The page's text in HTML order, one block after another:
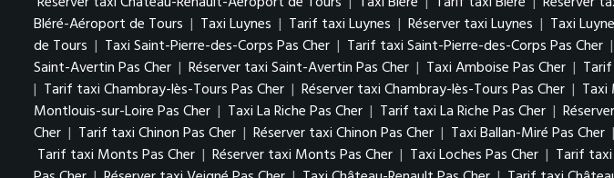
Bléré-Aéroport de Tours | Taxi Luynes | Tarif taxi Luynes | Réserver taxi Luynes | Taxi
de Tours | Taxi Saint-Pierre-des-Corps Pas Cher | Tarif taxi Saint-Pierre-des-Corps Pas Cher |
Saint-Avertin Pas Cher | Réserver taxi Saint-Avertin Pas Cher | Taxi Amboise Pas Cher |
| Tarif taxi Chambray-lès-Tours Pas Cher | Réserver taxi Chambray-lès-Tours Pas Cher | Taxi
Montlouis-sur-Loire Pas Cher | Taxi La Riche Pas Cher | Tarif taxi La Riche Pas Cher |
Cher | Tarif taxi Chinon Pas Cher | Réserver taxi Chinon Pas Cher | Taxi Ballan-Miré Pas Cher |
Tarif taxi Monts Pas Cher | Réserver taxi Monts Pas Cher | Taxi Loches Pas Cher | Tarif taxi